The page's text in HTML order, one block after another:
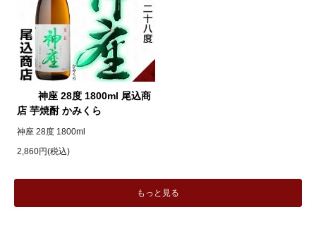
神座 28度 1800ml 尾込商
店 芋焼酎 かみくら
神座 28度 1800ml
2,860円(税込)
もっと見る